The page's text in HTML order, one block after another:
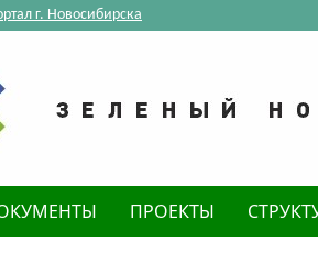
г. Новосибирска
ПРОЕКТЫ